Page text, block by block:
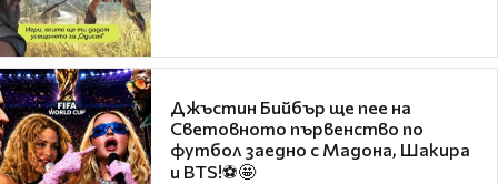
Джъстин Бийбър ще пее на
Световното първенство по
футбол заедно с Мадона, Шакира
и BTS!⚽🤩